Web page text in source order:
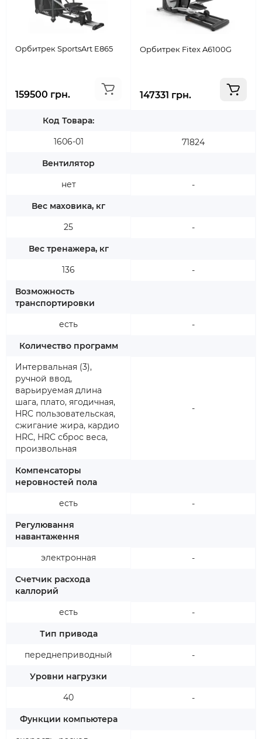
Орбитрек SportsArt E865
159500 грн.
Код Товара:
1606-01
Вентилятор
нет
Вес маховика, кг
25
Вес тренажера, кг
136
Возможность
транспортировки
есть
Количество программ
Интервальная (3),
ручной ввод,
варьируемая длина
шага, плато, ягодичная,
HRC пользовательская,
сжигание жира, кардио
HRC, HRC сброс веса,
произвольная
Компенсаторы
неровностей пола
есть
Регулювання
навантаження
электронная
Счетчик расхода
каллорий
есть
Тип привода
переднеприводный
Уровни нагрузки
40
Функции компьютера
Орбитрек Fitex A6100G
147331 грн.
71824
-
-
-
-
-
-
-
-
-
-